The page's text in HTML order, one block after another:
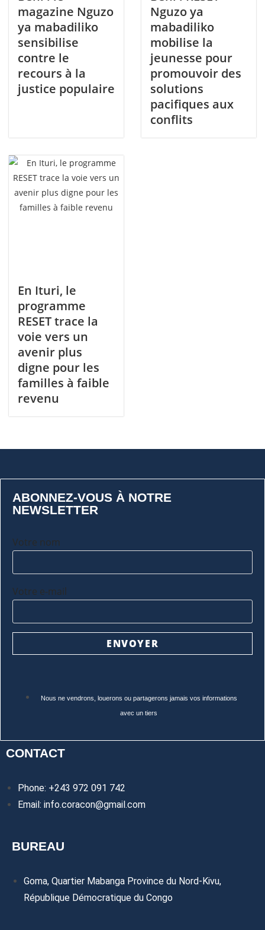
magazine Nguzo
ya mabadiliko
sensibilise
contre le
recours à la
justice populaire
Nguzo ya
mabadiliko
mobilise la
jeunesse pour
promouvoir des
solutions
pacifiques aux
conflits
En Ituri, le
programme
RESET trace la
voie vers un
avenir plus
digne pour les
familles à faible
revenu
ABONNEZ-VOUS À NOTRE
NEWSLETTER
Votre nom
Votre e-mail
Nous ne vendrons, louerons ou partagerons jamais vos informations
avec un tiers
CONTACT
Phone: +243 972 091 742
Email: info.coracon@gmail.com
BUREAU
Goma, Quartier Mabanga Province du Nord-Kivu,
République Démocratique du Congo